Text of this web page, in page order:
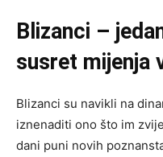
Blizanci –
susret mijenja
Blizanci su navikli na
iznenaditi ono što im
dani puni novih